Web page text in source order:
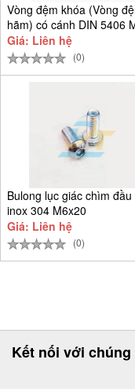
Vòng đệm khóa (Vòng
hãm) có cánh DIN 5406
D25
Giá: Liên hệ
(0)
Bulong lục giác chìm đầu
inox 304 M6x20
Giá: Liên hệ
(0)
Kết nối với chúng